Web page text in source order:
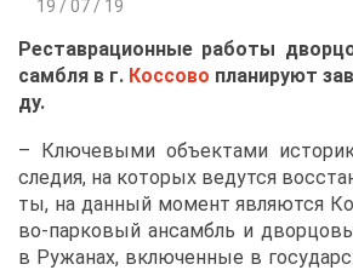
19 / 07 / 19
Ре­став­ра­ци­он­ные ра­бо­ты
сам­бля в г. Кос­со­во пла­ни­ру­ют
ду.
– Клю­че­вы­ми объ­ек­та­ми
сле­дия, на ко­то­рых ве­дут­ся
ты, на дан­ный мо­мент яв­ля­ют­ся
во-пар­ко­вый ан­самбль и
в Ру­жа­нах, вклю­чен­ные в